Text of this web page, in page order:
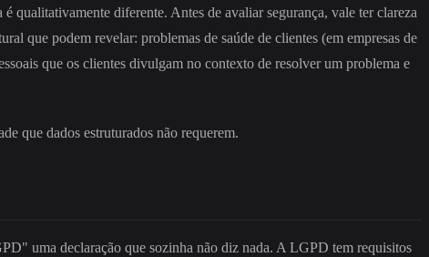
qualitativamente diferente. Antes de avaliar segurança, vale ter clareza
que podem revelar: problemas de saúde de clientes (em empresas de
que os clientes divulgam no contexto de resolver um problema e
que dados estruturados não requerem.
uma declaração que sozinha não diz nada. A LGPD tem requisitos